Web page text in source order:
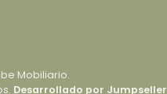
Mobiliario.
Desarrollado por Jumpseller